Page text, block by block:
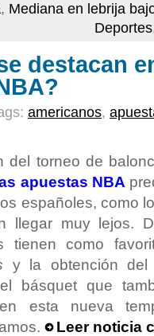
, Mediana en lebrija
Deportes
destacan
americanos,
del torneo de
apuestas NBA
españoles, como
llegar muy lejos.
como
y la obtención del
básquet que
esta nueva
Leer noticia